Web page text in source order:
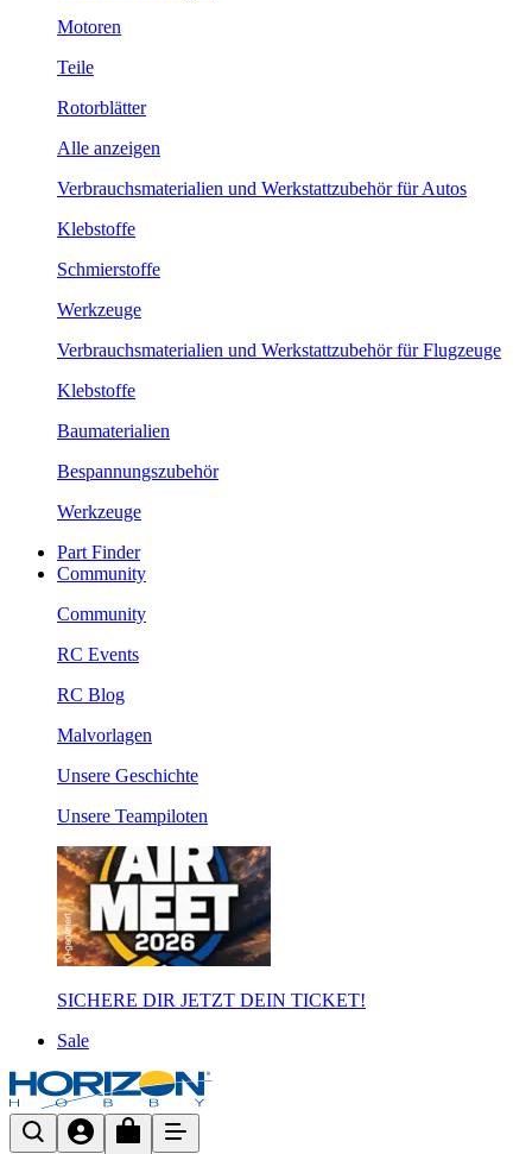
Motoren
Teile
Rotorblätter
Alle anzeigen
Verbrauchsmaterialien und Werkstattzubehör für Autos
Klebstoffe
Schmierstoffe
Werkzeuge
Verbrauchsmaterialien und Werkstattzubehör für Flugzeuge
Klebstoffe
Baumaterialien
Bespannungszubehör
Werkzeuge
Part Finder
Community
Community
RC Events
RC Blog
Malvorlagen
Unsere Geschichte
Unsere Teampiloten
SICHERE DIR JETZT DEIN TICKET!
Sale